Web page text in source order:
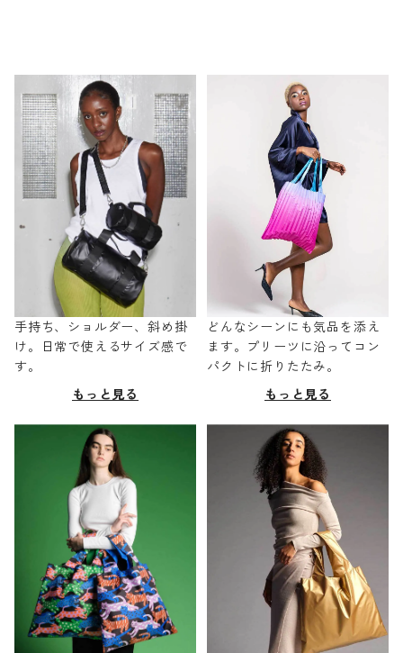
手持ち、ショルダー、斜め掛
け。日常で使えるサイズ感で
す。
もっと見る
どんなシーンにも気品を添え
ます。プリーツに沿ってコン
パクトに折りたたみ。
もっと見る